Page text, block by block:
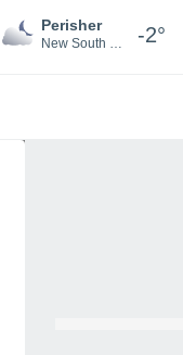
Perisher
New South Wales -2°